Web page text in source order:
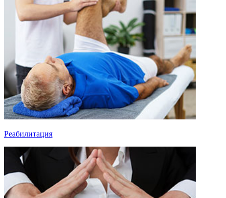
Реабилитация